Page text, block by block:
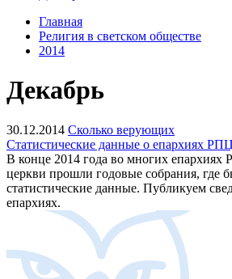
Главная
Религия в светском обществе
2014
Декабрь
30.12.2014 Сколько верующих
Статистические данные о епархиях
В конце 2014 года во многих епархиях
церкви прошли годовые собрания, где
статистические данные. Публикуем
епархиях.